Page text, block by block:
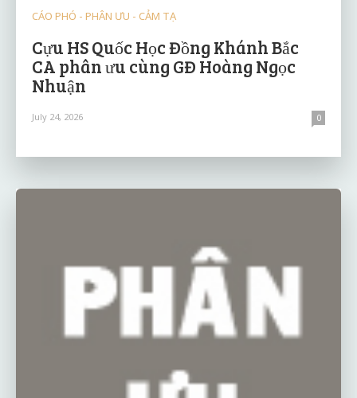
CÁO PHÓ - PHÂN ƯU - CẢM TẠ
Cựu HS Quốc Học Đồng Khánh Bắc
CA phân ưu cùng GĐ Hoàng Ngọc
Nhuận
July 24, 2026 0